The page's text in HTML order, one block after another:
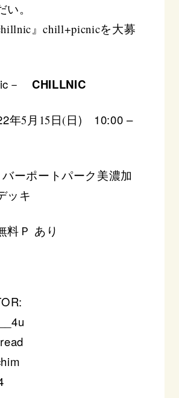
。
』chill+picnicを大募
－CHILLNIC
年5月15日(日 ) 10:00 –
ーポートパーク美濃加
ッキ
料Ｐ あり